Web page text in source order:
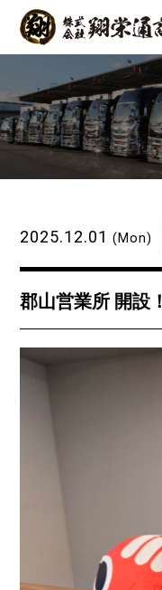
2025.12.01 (Mon)
郡山営業所 開設！